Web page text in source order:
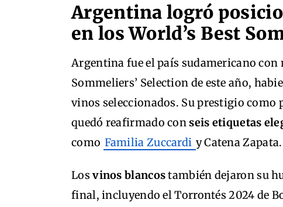
Argentina logró
en los World’s Best
Argentina fue el país sudamericano con
Sommeliers’ Selection de este año,
vinos seleccionados. Su prestigio como
quedó reafirmado conseis etiquetas
como Familia Zuccardi y Catena Zapata.
Losvinos blancostambién dejaron su
final, incluyendo el Torrontés 2024 de